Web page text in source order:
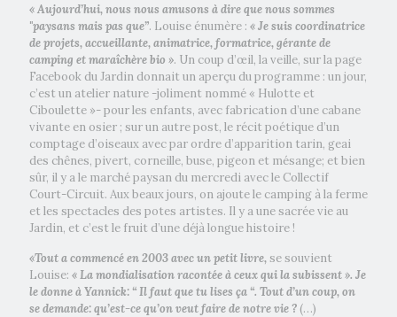
« Aujourd’hui, nous nous amusons à dire que nous sommes
"paysans mais pas que”. Louise énumère : « Je suis coordinatrice
de projets, accueillante, animatrice, formatrice, gérante de
camping et maraîchère bio ». Un coup d’œil, la veille, sur la page
Facebook du Jardin donnait un aperçu du programme : un jour,
c’est un atelier nature -joliment nommé « Hulotte et
Ciboulette »- pour les enfants, avec fabrication d’une cabane
vivante en osier ; sur un autre post, le récit poétique d’un
comptage d’oiseaux avec par ordre d’apparition tarin, geai
des chênes, pivert, corneille, buse, pigeon et mésange; et bien
sûr, il y a le marché paysan du mercredi avec le Collectif
Court-Circuit. Aux beaux jours, on ajoute le camping à la ferme
et les spectacles des potes artistes. Il y a une sacrée vie au
Jardin, et c’est le fruit d’une déjà longue histoire !
«Tout a commencé en 2003 avec un petit livre, se souvient
Louise: « La mondialisation racontée à ceux qui la subissent ». Je
le donne à Yannick: “ Il faut que tu lises ça “. Tout d’un coup, on
se demande: qu’est-ce qu’on veut faire de notre vie ? (…)